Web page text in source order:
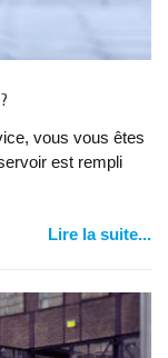
vous vous êtes
est rempli
Lire la suite...